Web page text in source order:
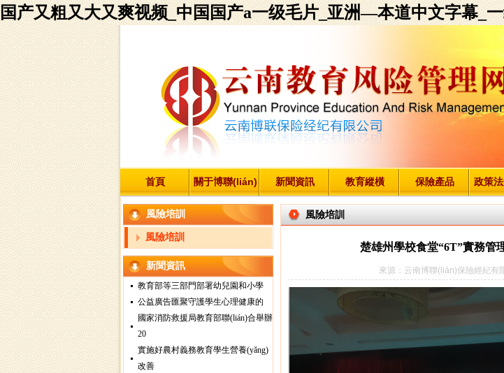
国产又粗又大又爽视频_中国国产a一级毛片_亚洲—本道中文字幕_
首頁 關于博聯(lián) 新聞資訊 教育縱橫 保險產品 政策
風險培訓
風險培訓
新聞資訊
教育部等三部門部署幼兒園和小學
公益廣告匯聚守護學生心理健康的
國家消防救援局教育部聯(lián)合舉辦
20
實施好農村義務教育學生營養(yǎng)
改善
風險培訓
楚雄州學校食堂“6T”實務管
來源：云南博聯(lián)保險經紀